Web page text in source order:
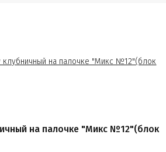
на палочке "Микс №12"(блок